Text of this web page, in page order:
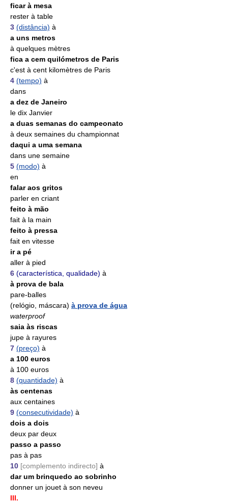
ficar à mesa
rester à table
3 (distância) à
a uns metros
à quelques mètres
fica a cem quilómetros de Paris
c'est à cent kilomètres de Paris
4 (tempo) à
dans
a dez de Janeiro
le dix Janvier
a duas semanas do campeonato
à deux semaines du championnat
daqui a uma semana
dans une semaine
5 (modo) à
en
falar aos gritos
parler en criant
feito à mão
fait à la main
feito à pressa
fait en vitesse
ir a pé
aller à pied
6 (característica, qualidade) à
à prova de bala
pare-balles
(relógio, máscara) à prova de água
waterproof
saia às riscas
jupe à rayures
7 (preço) à
a 100 euros
à 100 euros
8 (quantidade) à
às centenas
aux centaines
9 (consecutividade) à
dois a dois
deux par deux
passo a passo
pas à pas
10 [complemento indirecto] à
dar um brinquedo ao sobrinho
donner un jouet à son neveu
III.